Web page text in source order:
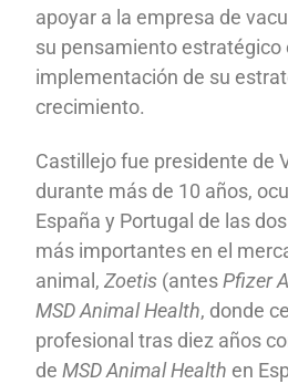
apoyar a la empresa de
su pensamiento estratégico
implementación de su
crecimiento.
Castillejo fue presidente de
durante más de 10 años,
España y Portugal de las
más importantes en el
animal,Zoetis (antesPfizer
MSD Animal Health, donde
profesional tras diez años
deMSD Animal Health en